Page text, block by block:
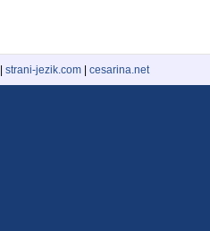
strani-jezik.com cesarina.net